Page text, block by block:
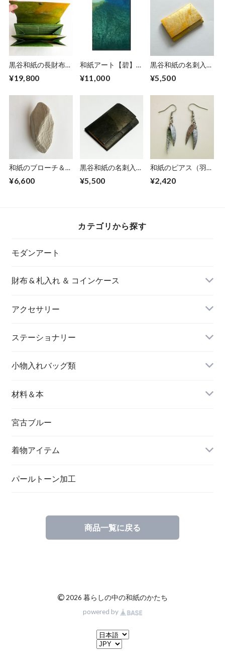
黒谷和紙の長財布
¥19,800
和紙アート【碧】
¥11,000
黒谷和紙の名刺入れ
¥5,500
和紙のブローチ＆ペ
LNo.1
¥6,600
黒谷和紙の名刺入れ
¥5,500
和紙のピアス（羽）
¥2,420
カテゴリから探す
モダンアート
財布 & 札入れ ＆ コインケース
長財布
アクセサリー
イヤリング＆ピアス
バングル＆ブレスレット
ペンダント
ブローチ
ステーショナリー
名刺入れ
メッセージカード
一筆箋
小物入れバッグ類
バッグ
材料＆本
ハンドメイドキット
宮古ブルー
着物アイテム
パールトーン加工
商品一覧に戻る
© 2026 暮らしの中の和紙のかたち
powered by